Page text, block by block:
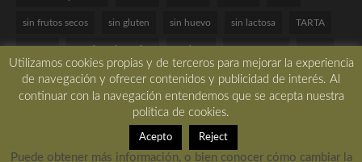
sin frutos secos sin gluten sin huevo sin lactosa TARTA
tomate Técnicas de cocina verduras VINAGRETA yogur
Utilizamos cookies propias y de terceros para mejorar la experiencia
de navegación y ofrecer contenidos y publicidad de interés. Al
continuar con la navegación entendemos que se acepta nuestra
política de cookies.
Acepto Reject
Puede obtener más información, o bien conocer cómo cambiar la